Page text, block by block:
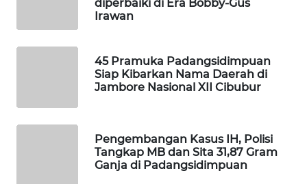
diperbaiki di Era Bobby-Gus
Irawan
45 Pramuka Padangsidimpuan
Siap Kibarkan Nama Daerah di
Jambore Nasional XII Cibubur
Pengembangan Kasus IH, Polisi
Tangkap MB dan Sita 31,87 Gram
Ganja di Padangsidimpuan